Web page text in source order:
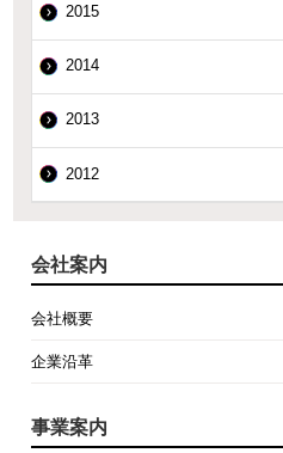
2015
2014
2013
2012
会社案内
会社概要
企業沿革
事業案内